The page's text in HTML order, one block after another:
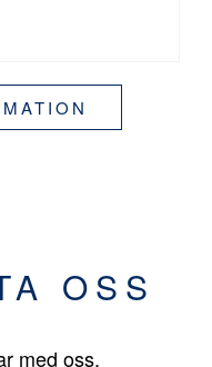
OSS
med oss.